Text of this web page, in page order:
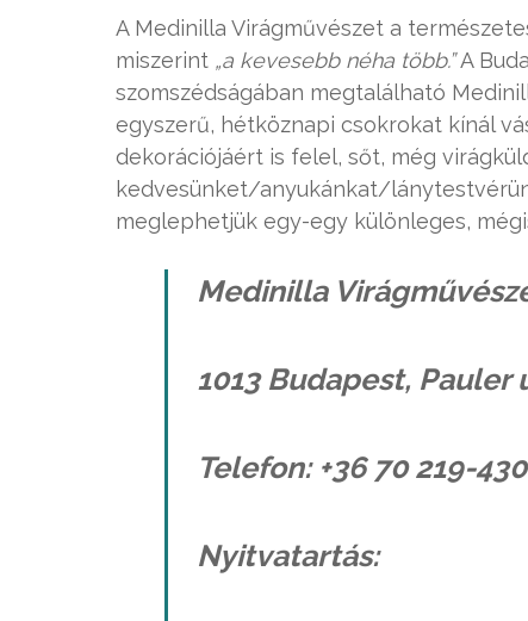
A Medinilla Virágművészet a
miszerint „a kevesebb néha több.”A
szomszédságában megtalálható
egyszerű, hétköznapi csokrokat kínál
dekorációjáért is felel, sőt, még
kedvesünket/anyukánkat/
meglephetjük egy-egy különleges,
Medinilla
1013 Budapest, Pauler
Telefon: +36 70 219-
Nyitvatartás: